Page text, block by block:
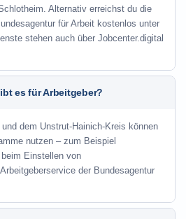
Alternativ erreichst du die
für Arbeit kostenlos unter
stehen auch über Jobcenter.digital
es für Arbeitgeber?
dem Unstrut-Hainich-Kreis können
nutzen – zum Beispiel
Einstellen von
der Bundesagentur